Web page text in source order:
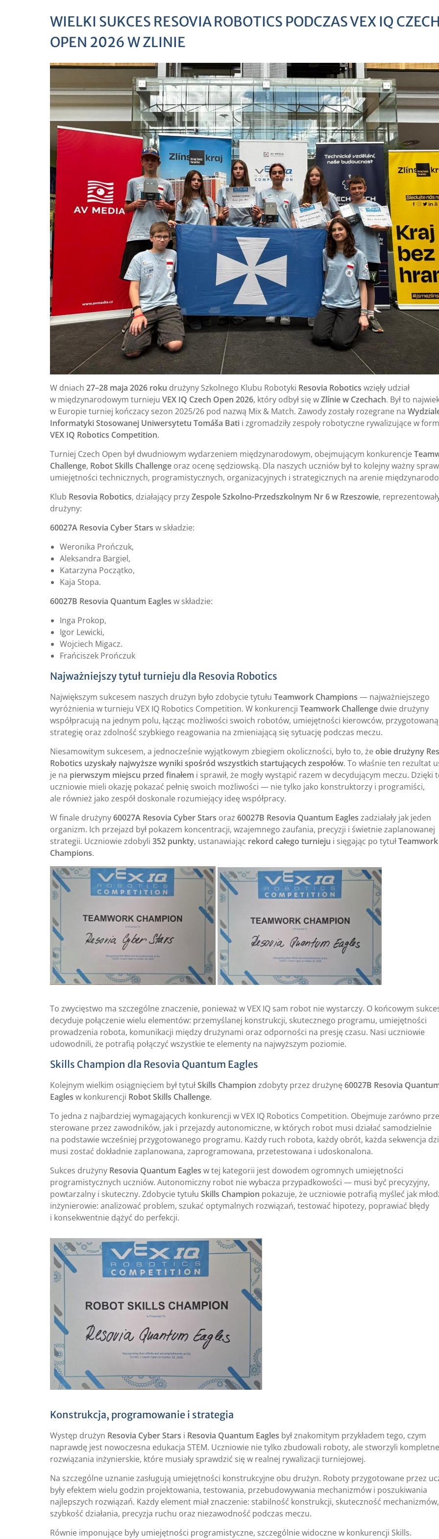
WIELKI SUKCES RESOVIA ROBOTICS PODCZAS VEX IQ CZECH
OPEN 2026 W ZLINIE
W dniach 27–28 maja 2026 roku drużyny Szkolnego Klubu Robotyki Resovia Robotics wzięły udział
w międzynarodowym turnieju VEX IQ Czech Open 2026, który odbył się wZlínie w Czechach. Był to
w Europie turniej kończacy sezon 2025/26 pod nazwą Mix & Match. Zawody zostały rozegrane na
Informatyki Stosowanej Uniwersytetu Tomáša Bati i zgromadziły zespoły robotyczne rywalizujące w
VEX IQ Robotics Competition.
Turniej Czech Open był dwudniowym wydarzeniem międzynarodowym, obejmującym konkurencje
Challenge, Robot Skills Challenge oraz ocenę sędziowską. Dla naszych uczniów był to kolejny ważny
umiejętności technicznych, programistycznych, organizacyjnych i strategicznych na arenie
Klub Resovia Robotics, działający przyZespole Szkolno-Przedszkolnym Nr 6 w Rzeszowie,
drużyny:
60027A Resovia Cyber Stars w składzie:
Weronika Prończuk,
Aleksandra Bargiel,
Katarzyna Początko,
Kaja Stopa.
60027B Resovia Quantum Eagles w składzie:
Inga Prokop,
Igor Lewicki,
Wojciech Migacz.
Frańciszek Prończuk
Najważniejszy tytuł turnieju dla Resovia Robotics
Największym sukcesem naszych drużyn było zdobycie tytułu Teamwork Champions — najważniejszego
wyróżnienia w turnieju VEX IQ Robotics Competition. W konkurencji Teamwork Challenge dwie drużyny
współpracują na jednym polu, łącząc możliwości swoich robotów, umiejętności kierowców, przygotowaną
strategię oraz zdolność szybkiego reagowania na zmieniającą się sytuację podczas meczu.
Niesamowitym sukcesem, a jednocześnie wyjątkowym zbiegiem okoliczności, było to, żeobie drużyny
Robotics uzyskały najwyższe wyniki spośród wszystkich startujących zespołów. To właśnie ten rezultat
je na pierwszym miejscu przed finałem i sprawił, że mogły wystąpić razem w decydującym meczu. Dzięki
uczniowie mieli okazję pokazać pełnię swoich możliwości — nie tylko jako konstruktorzy i programiści,
ale również jako zespół doskonale rozumiejący ideę współpracy.
W finale drużyny60027A Resovia Cyber Stars oraz 60027B Resovia Quantum Eagles zadziałały jak jeden
organizm. Ich przejazd był pokazem koncentracji, wzajemnego zaufania, precyzji i świetnie zaplanowanej
strategii. Uczniowie zdobyli 352 punkty, ustanawiając rekord całego turnieju i sięgając po tytułTeamwork
Champions.
To zwycięstwo ma szczególne znaczenie, ponieważ w VEX IQ sam robot nie wystarczy. O końcowym
decyduje połączenie wielu elementów: przemyślanej konstrukcji, skutecznego programu, umiejętności
prowadzenia robota, komunikacji między drużynami oraz odporności na presję czasu. Nasi uczniowie
udowodnili, że potrafią połączyć wszystkie te elementy na najwyższym poziomie.
Skills Champion dla Resovia Quantum Eagles
Kolejnym wielkim osiągnięciem był tytułSkills Champion zdobyty przez drużynę60027B Resovia
Eagles w konkurencji Robot Skills Challenge.
To jedna z najbardziej wymagających konkurencji w VEX IQ Robotics Competition. Obejmuje zarówno
sterowane przez zawodników, jak i przejazdy autonomiczne, w których robot musi działać samodzielnie
na podstawie wcześniej przygotowanego programu. Każdy ruch robota, każdy obrót, każda sekwencja
musi zostać dokładnie zaplanowana, zaprogramowana, przetestowana i udoskonalona.
Sukces drużyny Resovia Quantum Eagles w tej kategorii jest dowodem ogromnych umiejętności
programistycznych uczniów. Autonomiczny robot nie wybacza przypadkowości — musi być precyzyjny,
powtarzalny i skuteczny. Zdobycie tytułu Skills Champion pokazuje, że uczniowie potrafią myśleć jak
inżynierowie: analizować problem, szukać optymalnych rozwiązań, testować hipotezy, poprawiać błędy
i konsekwentnie dążyć do perfekcji.
Konstrukcja, programowanie i strategia
Występ drużyn Resovia Cyber Stars i Resovia Quantum Eagles był znakomitym przykładem tego, czym
naprawdę jest nowoczesna edukacja STEM. Uczniowie nie tylko zbudowali roboty, ale stworzyli kompletne
rozwiązania inżynierskie, które musiały sprawdzić się w realnej rywalizacji turniejowej.
Na szczególne uznanie zasługują umiejętności konstrukcyjne obu drużyn. Roboty przygotowane przez
były efektem wielu godzin projektowania, testowania, przebudowywania mechanizmów i poszukiwania
najlepszych rozwiązań. Każdy element miał znaczenie: stabilność konstrukcji, skuteczność mechanizmów,
szybkość działania, precyzja ruchu oraz niezawodność podczas meczu.
Równie imponujące były umiejętności programistyczne, szczególnie widoczne w konkurencji Skills.